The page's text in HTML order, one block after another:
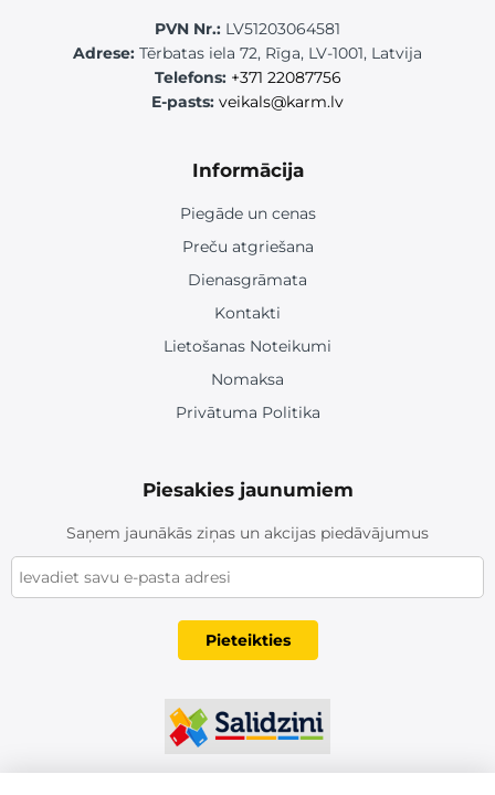
PVN Nr.: LV51203064581
Adrese: Tērbatas iela 72, Rīga, LV-1001, Latvija
Telefons: +371 22087756
E-pasts: veikals@karm.lv
Informācija
Piegāde un cenas
Preču atgriešana
Dienasgrāmata
Kontakti
Lietošanas Noteikumi
Nomaksa
Privātuma Politika
Piesakies jaunumiem
Saņem jaunākās ziņas un akcijas piedāvājumus
Pieteikties